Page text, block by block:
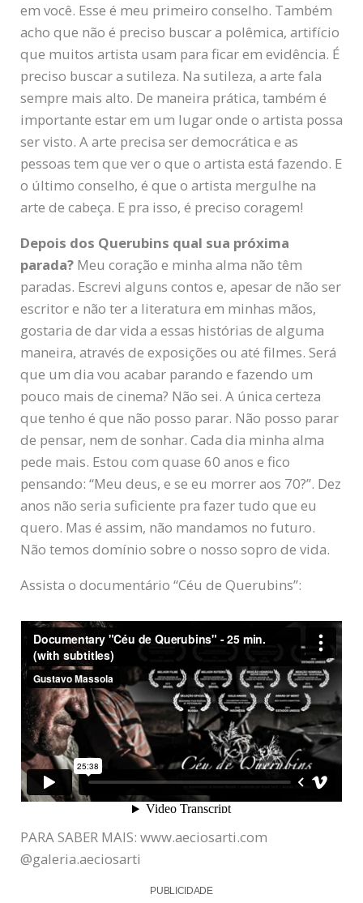
em você. Esse é meu primeiro conselho. Também
acho que não é preciso buscar a polêmica, artifício
que muitos artista usam para ficar em evidência. É
preciso buscar a sutileza. Na sutileza, a arte fala
sempre mais alto. De maneira prática, também é
importante estar em um lugar onde o artista possa
ser visto. A arte precisa ser democrática e as
pessoas tem que ver o que o artista está fazendo. E
o último conselho, é que o artista mergulhe na
arte de cabeça. E pra isso, é preciso coragem!
Depois dos Querubins qual sua próxima
parada? Meu coração e minha alma não têm
paradas. Escrevi alguns contos e, apesar de não ser
escritor e não ter a literatura em minhas mãos,
gostaria de dar vida a essas histórias de alguma
maneira, através de exposições ou até filmes. Será
que um dia vou acabar parando e fazendo um
pouco mais de cinema? Não sei. A única certeza
que tenho é que não posso parar. Não posso parar
de pensar, nem de sonhar. Cada dia minha alma
pede mais. Estou com quase 60 anos e fico
pensando: “Meu deus, e se eu morrer aos 70?”. Dez
anos não seria suficiente pra fazer tudo que eu
quero. Mas é assim, não mandamos no futuro.
Não temos domínio sobre o nosso sopro de vida.
Assista o documentário “Céu de Querubins”:
PARA SABER MAIS: www.aeciosarti.com
@galeria.aeciosarti
PUBLICIDADE